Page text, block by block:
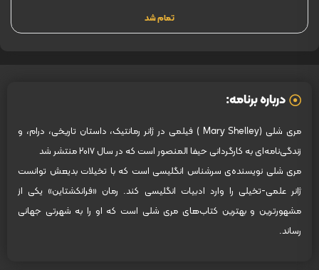
تمام شد
درباره برنامه:
مری شلی (Mary Shelley ) فیلمی در ژانر رمانتیک، داستان تاریخی، درام، و
زندگی‌نامه‌ای به کارگردانی حیفا المنصور است که در سال ۲۰۱۷ منتشر شد
مری شلی نویسنده‌ی سرشناس انگلیسی است که با تخیلات بدیعش توانست
ژانر علمی-تخیلی را وارد ادبیات انگلیسی کند. رمان «فرانکشتاین» یکی از
مشهورترین و بهترین کتاب‌های مری شلی است که او را به شهرتی جهانی
رساند.